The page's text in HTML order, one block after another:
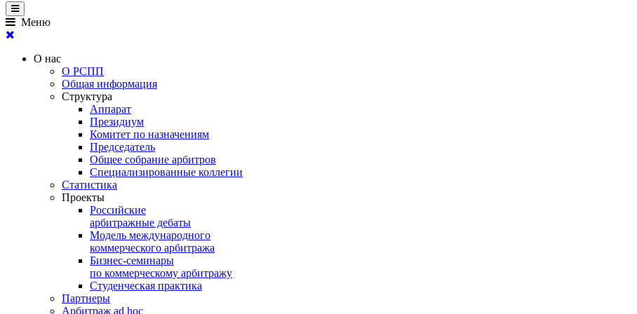
Меню
О нас
О РСПП
Общая информация
Структура
Аппарат
Президиум
Комитет по назначениям
Председатель
Общее собрание арбитров
Специализированные коллегии
Статистика
Проекты
Российские
арбитражные дебаты
Модель международного
коммерческого арбитража
Бизнес-семинары
по коммерческому арбитражу
Студенческая практика
Партнеры
Арбитраж ad hoc